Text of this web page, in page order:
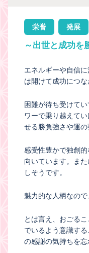
栄誉 発展
～出世と成功を
エネルギーや自信
は開けて成功につな
困難が待ち受けて
ワーで乗り越えて
せる勝負強さや運の
感受性豊かで独創
向いています。ま
しそうです。
魅力的な人柄なので
とは言え、おごる
でいるよう意識す
の感謝の気持ちを忘